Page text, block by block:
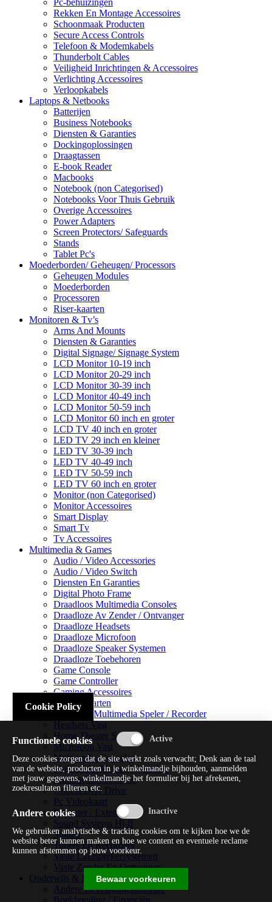
Pc-behuizingen
Rekken En Montage Accessoires
Schoonmaak Producten
Secure Access Controls
Telefoon & Modemkabels
Thunderbolt Cables
Veiligheid Inrichtingen & Accessoires
Verlichting Accessoires
Verloopkabels
Laptops & Netbooks
Batterijen
Business Notebooks
Diensten & Garanties
Dockingoplossingen
Draagtassen
E-book Reader
Macbooks
Notebook (non Categorised)
Notebooks Voor Thuis Gebruik
Overige Accessoires
Power Adapters
Screen Protectors/ Safeguards
Stands
Tablet Pc's
Moederborden/ Geheugen/ Processors
Geheugen Modules
Moederborden
Processoren
Riser-kaarten
Monitoren & Tv’s
Arms And Mounts
Diensten & Garanties
Digital Signage/ Signage System
LCD Monitor 10-19 inch
LCD Monitor 20-29 inch
LCD Monitor 30-39 inch
LCD Monitor 40-49 inch
LCD Monitor 50-59 inch
LCD Monitor 60 inch en groter
LCD TV 40 inch en groter
LED TV 29 inch en kleiner
LED TV 30-39 inch
LED TV 40-49 inch
LED TV 50-59 inch
LED TV 60 inch en groter
Monitor (non Categorised)
Monitor Accessoires
Smart Display
Smart Tv
Tv Accessoires
Multimedia & Games
Audio / Video Accessories
Audio / Video Switch
Diensten En Garanties
Digital Photo Frame
Draadloos Multimedia Consoles
Draadloze Av Zender / Ontvanger
Draadloze Headsets
Draadloze Microfoon
Draadloze Speaker Systemen
Draadloze Toebehoren
Game Console
Game Controller
Gaming Accessoires
Geluidskaarten
Handheld Multimedia Speler / Recorder
Headsets Vast
Home Theater Systems
Microfoon Vast
Multimedia Consoles
Multimedia Mixer / Versterker
Multimedia Productie
Optical Disk Drive
Pc Videokaart
Repeater / Extender
Sound Systems Hi-fi
Splitter
Tuners En Recorders
Vaste Luidsprekersystemen
Vaste Zender En Ontvanger
Onderwijs & Recreatie
Andere Beveiligingssoftware
Cookie Policy
Functionele cookies
Deze cookies zorgen dat de site werkt zoals verwacht; Denk aan de taal
van de website, producten in je winkelmandje bijhouden, aanmelden
met jouw gegevens, winkelmandje het formulier bij het afrekenen,
zoekresultaten filteren etc.
Andere cookies
We gebruiken analytische & tracking cookies om te kijken hoe we de
website beter kunnen maken en hoe we content en eventuele reclame
kunnen afstemmen op jouw voorkeur.
Bewaar voorkeuren